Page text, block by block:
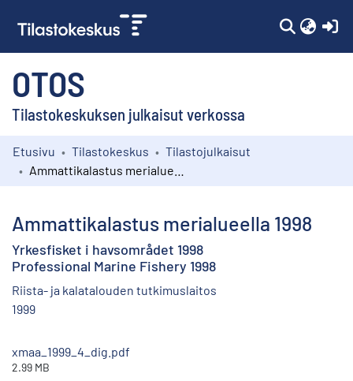
OTOS
Tilastokeskuksen julkaisut verkossa
Kokoelmat
Etusivu Tilastokeskus
Tilastojulkaisut
Ammattikalastus merialueella 1998
Yrkesfisket i havsområdet 1998
Professional Marine Fishery 1998
Riista- ja kalatalouden tutkimuslaitos
1999
xmaa_1999_4_dig.pdf
2.99 MB